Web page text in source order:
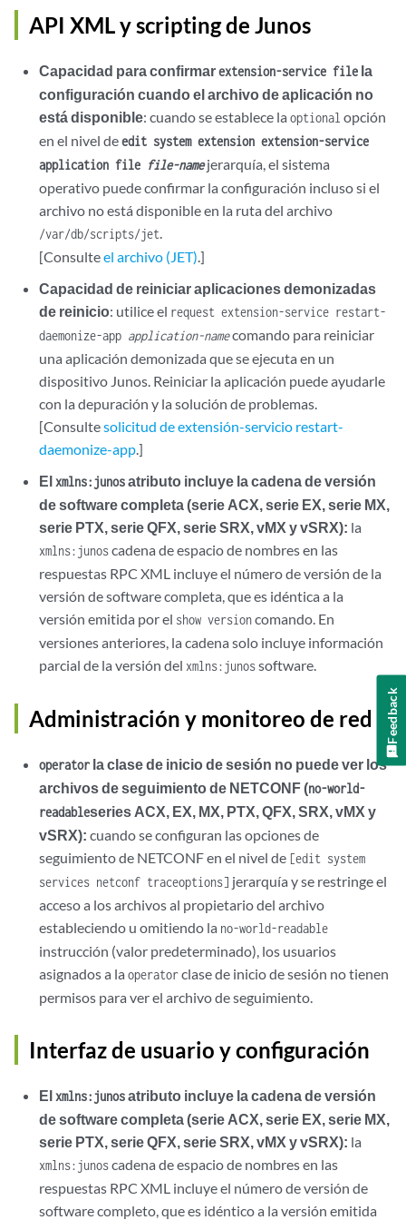
API XML y scripting de Junos
Capacidad para confirmarextension-service file la
configuración cuando el archivo de aplicación no
está disponible: cuando se establece laoptional opción
en el nivel deedit system extension extension-service
application file file-namejerarquía, el sistema
operativo puede confirmar la configuración incluso si el
archivo no está disponible en la ruta del archivo
/var/db/scripts/jet.
[Consulteel archivo (JET).]
Capacidad de reiniciar aplicaciones demonizadas
de reinicio: utilice el request extension-service restart-
daemonize-app application-namecomando para reiniciar
una aplicación demonizada que se ejecuta en un
dispositivo Junos. Reiniciar la aplicación puede ayudarle
con la depuración y la solución de problemas.
[Consultesolicitud de extensión-servicio restart-
daemonize-app.]
Elxmlns:junosatributo incluye la cadena de versión
de software completa (serie ACX, serie EX, serie MX,
serie PTX, serie QFX, serie SRX, vMX y vSRX): la
xmlns:junoscadena de espacio de nombres en las
respuestas RPC XML incluye el número de versión de la
versión de software completa, que es idéntica a la
versión emitida por el show versioncomando. En
versiones anteriores, la cadena solo incluye información
parcial de la versión del xmlns:junossoftware.
Administración y monitoreo de red
operatorla clase de inicio de sesión no puede ver los
archivos de seguimiento de NETCONF (no-world-
readableseries ACX, EX, MX, PTX, QFX, SRX, vMX y
vSRX): cuando se configuran las opciones de
seguimiento de NETCONF en el nivel de [edit system
services netconf traceoptions] jerarquía y se restringe el
acceso a los archivos al propietario del archivo
estableciendo u omitiendo la no-world-readable
instrucción (valor predeterminado), los usuarios
asignados a laoperatorclase de inicio de sesión no tienen
permisos para ver el archivo de seguimiento.
Interfaz de usuario y configuración
Elxmlns:junosatributo incluye la cadena de versión
de software completa (serie ACX, serie EX, serie MX,
serie PTX, serie QFX, serie SRX, vMX y vSRX): la
xmlns:junoscadena de espacio de nombres en las
respuestas RPC XML incluye el número de versión de
software completo, que es idéntico a la versión emitida
Feedback